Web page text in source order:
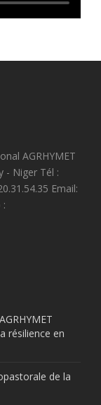
AGRHYMET
- Niger Tél :
Email:
:
résilience en
de la